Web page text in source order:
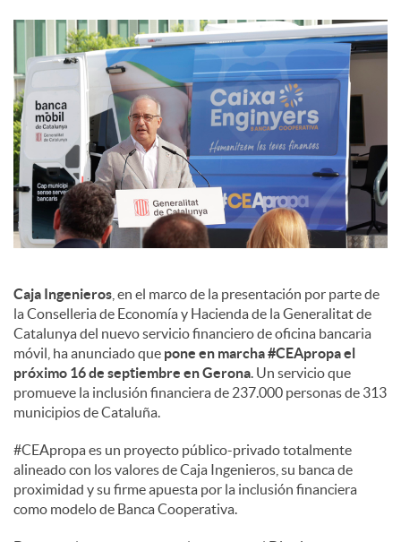
a
l
e
s
Caja Ingenieros , en el marco de la presentación por parte de
la Conselleria de Economía y Hacienda de la Generalitat de
Catalunya del nuevo servicio financiero de oficina bancaria
móvil, ha anunciado que pone en marcha #CEApropa el
próximo 16 de septiembre en Gerona . Un servicio que
promueve la inclusión financiera de 237.000 personas de 313
municipios de Cataluña.
#CEApropa es un proyecto público-privado totalmente
alineado con los valores de Caja Ingenieros, su banca de
proximidad y su firme apuesta por la inclusión financiera
como modelo de Banca Cooperativa.